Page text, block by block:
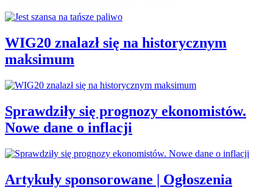
WIG20 znalazł się na historycznym
maksimum
Sprawdziły się prognozy ekonomistów.
Nowe dane o inflacji
Artykuły sponsorowane | Ogłoszenia